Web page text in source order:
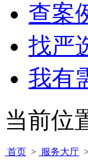
查案
找严
我有
当前位
首页 > 服务大厅